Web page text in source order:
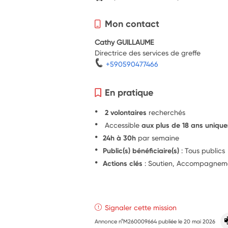
Mon contact
Cathy GUILLAUME
Directrice des services de greffe
+590590477466
En pratique
2 volontaires recherchés
Accessibleaux plus de 18 ans
24h à 30h par semaine
Public(s) bénéficiaire(s) : Tous publics
Actions clés : Soutien,
Signaler cette mission
Annonce n°M260009664 publiée le20 mai 2026